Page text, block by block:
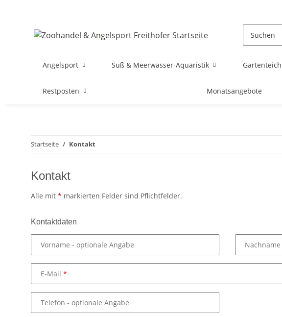
Angelsport Süß & Meerwasser-Aquaristik Gartenteich
Restposten Monatsangebote
Startseite Kontakt
Kontakt
Alle mit * markierten Felder sind Pflichtfelder.
Kontaktdaten
Vorname - optionale Angabe Nachname
E-Mail
Telefon - optionale Angabe